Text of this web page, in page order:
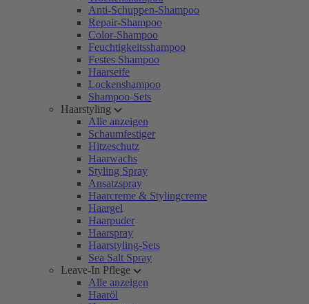
Anti-Schuppen-Shampoo
Repair-Shampoo
Color-Shampoo
Feuchtigkeitsshampoo
Festes Shampoo
Haarseife
Lockenshampoo
Shampoo-Sets
Haarstyling
Alle anzeigen
Schaumfestiger
Hitzeschutz
Haarwachs
Styling Spray
Ansatzspray
Haarcreme & Stylingcreme
Haargel
Haarpuder
Haarspray
Haarstyling-Sets
Sea Salt Spray
Leave-In Pflege
Alle anzeigen
Haaröl